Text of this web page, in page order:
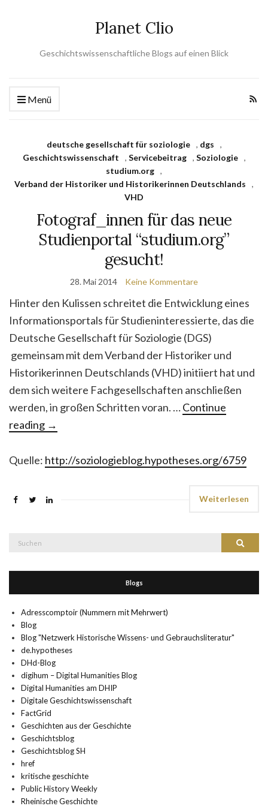
Planet Clio
Geschichtswissenschaftliche Blogs auf einen Blick
Menü
deutsche gesellschaft für soziologie , dgs
,
Geschichtswissenschaft
, Servicebeitrag , Soziologie
,
studium.org ,
Verband der Historiker und Historikerinnen Deutschlands
,
VHD
Fotograf_innen für das neue
Studienportal “studium.org”
gesucht!
28. Mai 2014 Keine Kommentare
Hinter den Kulissen schreitet die Entwicklung eines
Informationsportals für Studieninteressierte, das die
Deutsche Gesellschaft für Soziologie (DGS)
gemeinsam mit dem Verband der Historiker und
Historikerinnen Deutschlands (VHD) initiiert hat und
dem sich weitere Fachgesellschaften anschließen
werden, in großen Schritten voran. …Continue
reading →
Quelle: http://soziologieblog.hypotheses.org/6759
Weiterlesen
Suchen
Blogs
Adresscomptoir (Nummern mit Mehrwert)
Blog
Blog "Netzwerk Historische Wissens- und Gebrauchsliteratur"
de.hypotheses
DHd-Blog
digihum – Digital Humanities Blog
Digital Humanities am DHIP
Digitale Geschichtswissenschaft
FactGrid
Geschichten aus der Geschichte
Geschichtsblog
Geschichtsblog SH
href
kritische geschichte
Public History Weekly
Rheinische Geschichte